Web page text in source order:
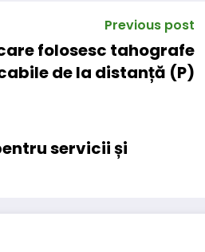
Previous post
folosesc tahografe
de la distanță (P)
servicii și